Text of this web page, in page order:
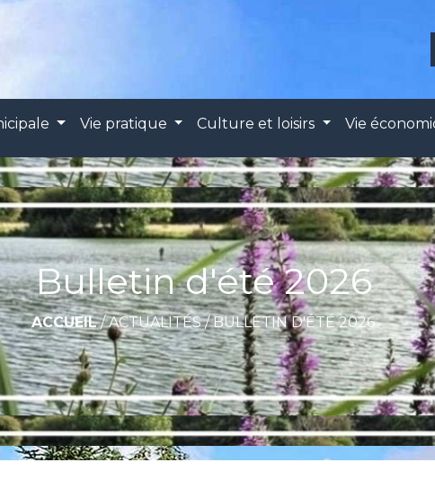
Vie pratique Culture et loisirs Vie
Bulletin d'été 2026
ACCUEIL/ACTUALITÉS/BULLETIN D'ÉTÉ 2026